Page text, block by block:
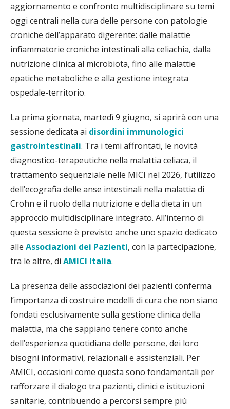
aggiornamento e confronto multidisciplinare su temi
oggi centrali nella cura delle persone con patologie
croniche dell’apparato digerente: dalle malattie
infiammatorie croniche intestinali alla celiachia, dalla
nutrizione clinica al microbiota, fino alle malattie
epatiche metaboliche e alla gestione integrata
ospedale-territorio.
La prima giornata, martedì 9 giugno, si aprirà con una
sessione dedicata ai disordini immunologici
gastrointestinali. Tra i temi affrontati, le novità
diagnostico-terapeutiche nella malattia celiaca, il
trattamento sequenziale nelle MICI nel 2026, l’utilizzo
dell’ecografia delle anse intestinali nella malattia di
Crohn e il ruolo della nutrizione e della dieta in un
approccio multidisciplinare integrato. All’interno di
questa sessione è previsto anche uno spazio dedicato
alle Associazioni dei Pazienti, con la partecipazione,
tra le altre, di AMICI Italia.
La presenza delle associazioni dei pazienti conferma
l’importanza di costruire modelli di cura che non siano
fondati esclusivamente sulla gestione clinica della
malattia, ma che sappiano tenere conto anche
dell’esperienza quotidiana delle persone, dei loro
bisogni informativi, relazionali e assistenziali. Per
AMICI, occasioni come questa sono fondamentali per
rafforzare il dialogo tra pazienti, clinici e istituzioni
sanitarie, contribuendo a percorsi sempre più